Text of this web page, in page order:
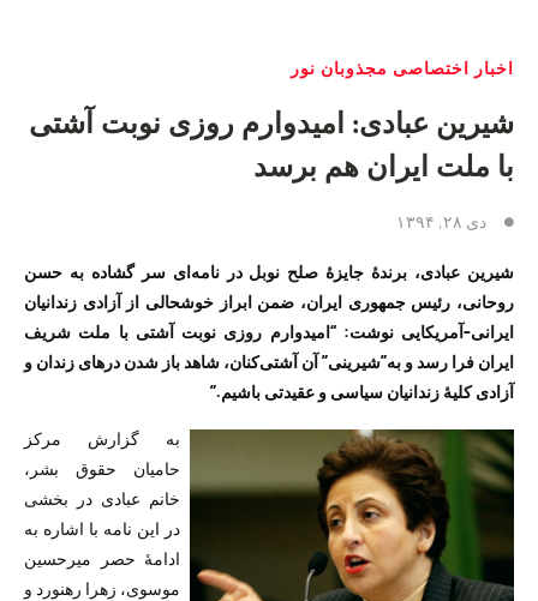
اخبار اختصاصی مجذوبان نور
شیرین عبادی: امیدوارم روزی نوبت آشتی
با ملت ایران هم برسد
دی ۲۸, ۱۳۹۴
شیرین عبادی، برندهٔ جایزهٔ صلح نوبل در نامه‌ای سر گشاده به حسن
روحانی، رئیس جمهوری ایران، ضمن ابراز خوشحالی از آزادی زندانیان
ایرانی-آمریکایی نوشت: “امیدوارم روزی نوبت آشتی با ملت شریف
ایران فرا رسد و به”شیرینی” آن آشتی‌کنان، شاهد باز شدن درهای زندان و
آزادی کلیهٔ زندانیان سیاسی و عقیدتی باشیم.”
به گزارش مرکز
حامیان حقوق بشر،
خانم عبادی در بخشی
در این نامه با اشاره به
ادامهٔ حصر میرحسین
موسوی، زهرا رهنورد و